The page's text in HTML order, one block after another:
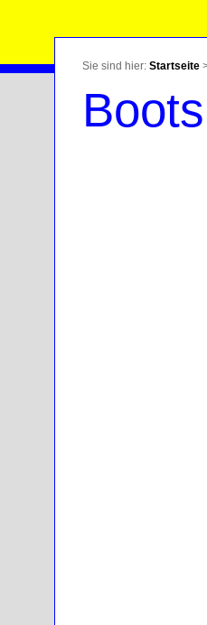
Sie sind hier: Startseite